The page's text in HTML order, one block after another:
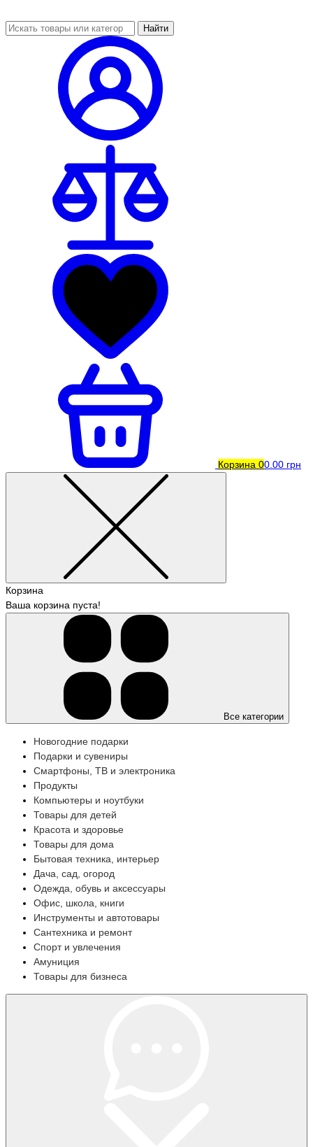
Найти
Корзина 00.00 грн
Корзина
Ваша корзина пуста!
Все категории
Новогодние подарки
Подарки и сувениры
Смартфоны, ТВ и электроника
Продукты
Компьютеры и ноутбуки
Товары для детей
Красота и здоровье
Товары для дома
Бытовая техника, интерьер
Дача, сад, огород
Одежда, обувь и аксессуары
Офис, школа, книги
Инструменты и автотовары
Сантехника и ремонт
Спорт и увлечения
Амуниция
Товары для бизнеса